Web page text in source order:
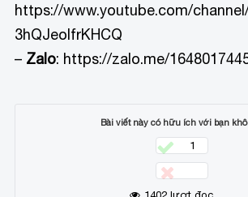
https://www.youtube.com/
3hQJeolfrKHCQ
– Zalo: https://zalo.me/
Bài viết này có hữu ích với bạn
1